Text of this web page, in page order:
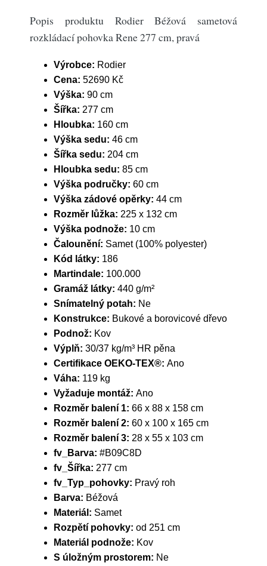
Popis produktu Rodier Béžová sametová
rozkládací pohovka Rene 277 cm, pravá
Výrobce: Rodier
Cena: 52690 Kč
Výška: 90 cm
Šířka: 277 cm
Hloubka: 160 cm
Výška sedu: 46 cm
Šířka sedu: 204 cm
Hloubka sedu: 85 cm
Výška područky: 60 cm
Výška zádové opěrky: 44 cm
Rozměr lůžka: 225 x 132 cm
Výška podnože: 10 cm
Čalounění: Samet (100% polyester)
Kód látky: 186
Martindale: 100.000
Gramáž látky: 440 g/m²
Snímatelný potah: Ne
Konstrukce: Bukové a borovicové dřevo
Podnož: Kov
Výplň: 30/37 kg/m³ HR pěna
Certifikace OEKO-TEX®: Ano
Váha: 119 kg
Vyžaduje montáž: Ano
Rozměr balení 1: 66 x 88 x 158 cm
Rozměr balení 2: 60 x 100 x 165 cm
Rozměr balení 3: 28 x 55 x 103 cm
fv_Barva: #B09C8D
fv_Šířka: 277 cm
fv_Typ_pohovky: Pravý roh
Barva: Béžová
Materiál: Samet
Rozpětí pohovky: od 251 cm
Materiál podnože: Kov
S úložným prostorem: Ne